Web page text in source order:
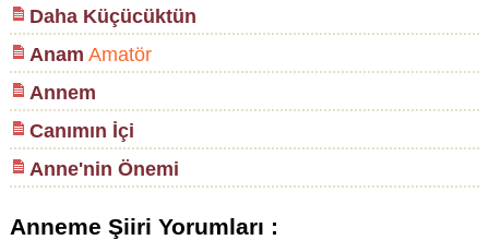
Daha Küçücüktün
Anam Amatör
Annem
Canımın İçi
Anne'nin Önemi
Anneme Şiiri Yorumları :